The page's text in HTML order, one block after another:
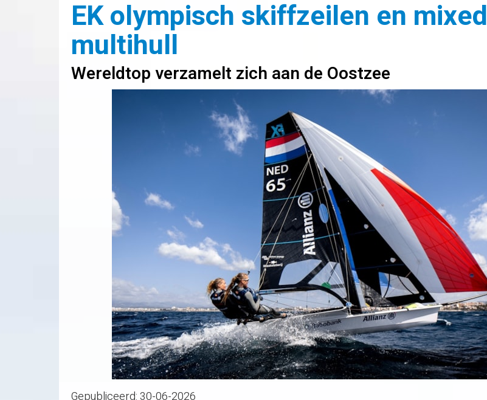
EK olympisch skiffzeilen en mixed
multihull
Wereldtop verzamelt zich aan de Oostzee
Gepubliceerd: 30-06-2026